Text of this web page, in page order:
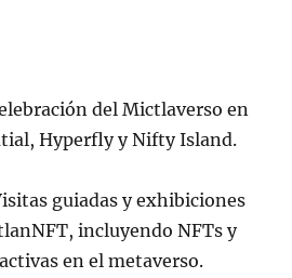
del Mictlaverso en
Hyperfly y Nifty Island.
guiadas y exhibiciones
incluyendo NFTs y
en el metaverso.